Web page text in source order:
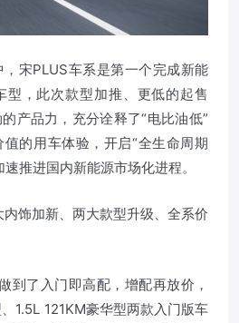
宋PLUS车系是第一个完成新能
型，此次款型加推、更低的起售
产品力，充分诠释了“电比油低”
的用车体验，开启“全生命周期
推进国内新能源市场化进程。
饰加新、两大款型升级、全系价
到了入门即高配，增配再放价，
1.5L 121KM豪华型两款入门版车